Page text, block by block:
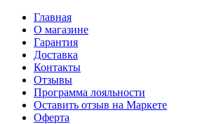
Главная
О магазине
Гарантия
Доставка
Контакты
Отзывы
Программа лояльности
Оставить отзыв на Маркете
Оферта